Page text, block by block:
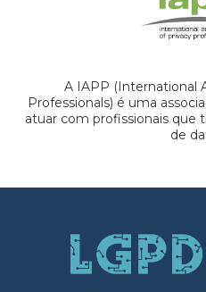
A IAPP (International
Professionals) é uma
atuar com profissionais que
de